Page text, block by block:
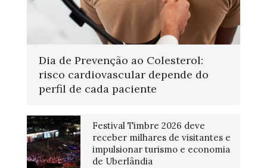
Dia de Prevenção ao Colesterol:
risco cardiovascular depende do
perfil de cada paciente
Festival Timbre 2026 deve
receber milhares de visitantes e
impulsionar turismo e economia
de Uberlândia